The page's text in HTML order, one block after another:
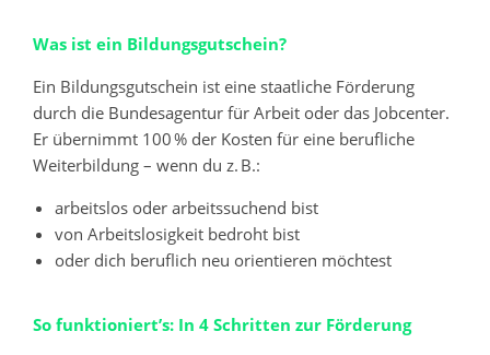
Was ist ein Bildungsgutschein?
Ein Bildungsgutschein ist eine staatliche Förderung
durch die Bundesagentur für Arbeit oder das Jobcenter.
Er übernimmt 100 % der Kosten für eine berufliche
Weiterbildung – wenn du z. B.:
arbeitslos oder arbeitssuchend bist
von Arbeitslosigkeit bedroht bist
oder dich beruflich neu orientieren möchtest
So funktioniert’s: In 4 Schritten zur Förderung